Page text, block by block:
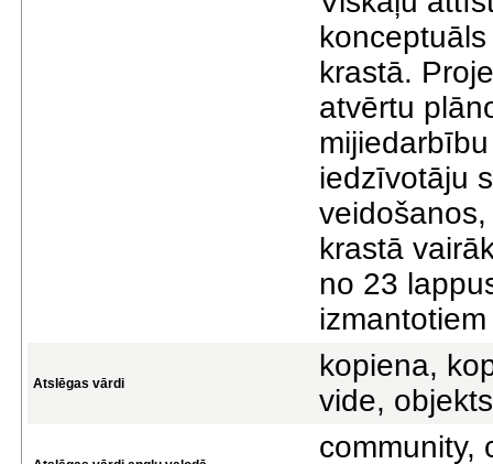
krastā.
atvērtu
iedzīvotāju
krastā
no 23
Atslēgas vārdi
kopiena,
vide, objekts
community,